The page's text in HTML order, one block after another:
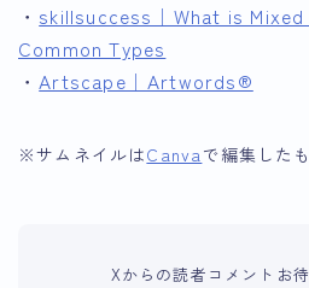
・ skillsuccess｜What is
Common Types
・ Artscape｜Artwords®
※サムネイルはCanva で編集した
Xからの読者コメントお